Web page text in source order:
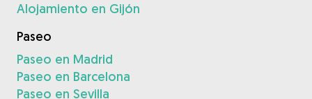
Alojamiento en Gijón
Paseo
Paseo en Madrid
Paseo en Barcelona
Paseo en Sevilla